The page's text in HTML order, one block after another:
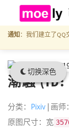
切换深色
通知 ：我们建立了QQ
潮騒 (ID:
分类： Pixiv | 画
原图尺寸：宽